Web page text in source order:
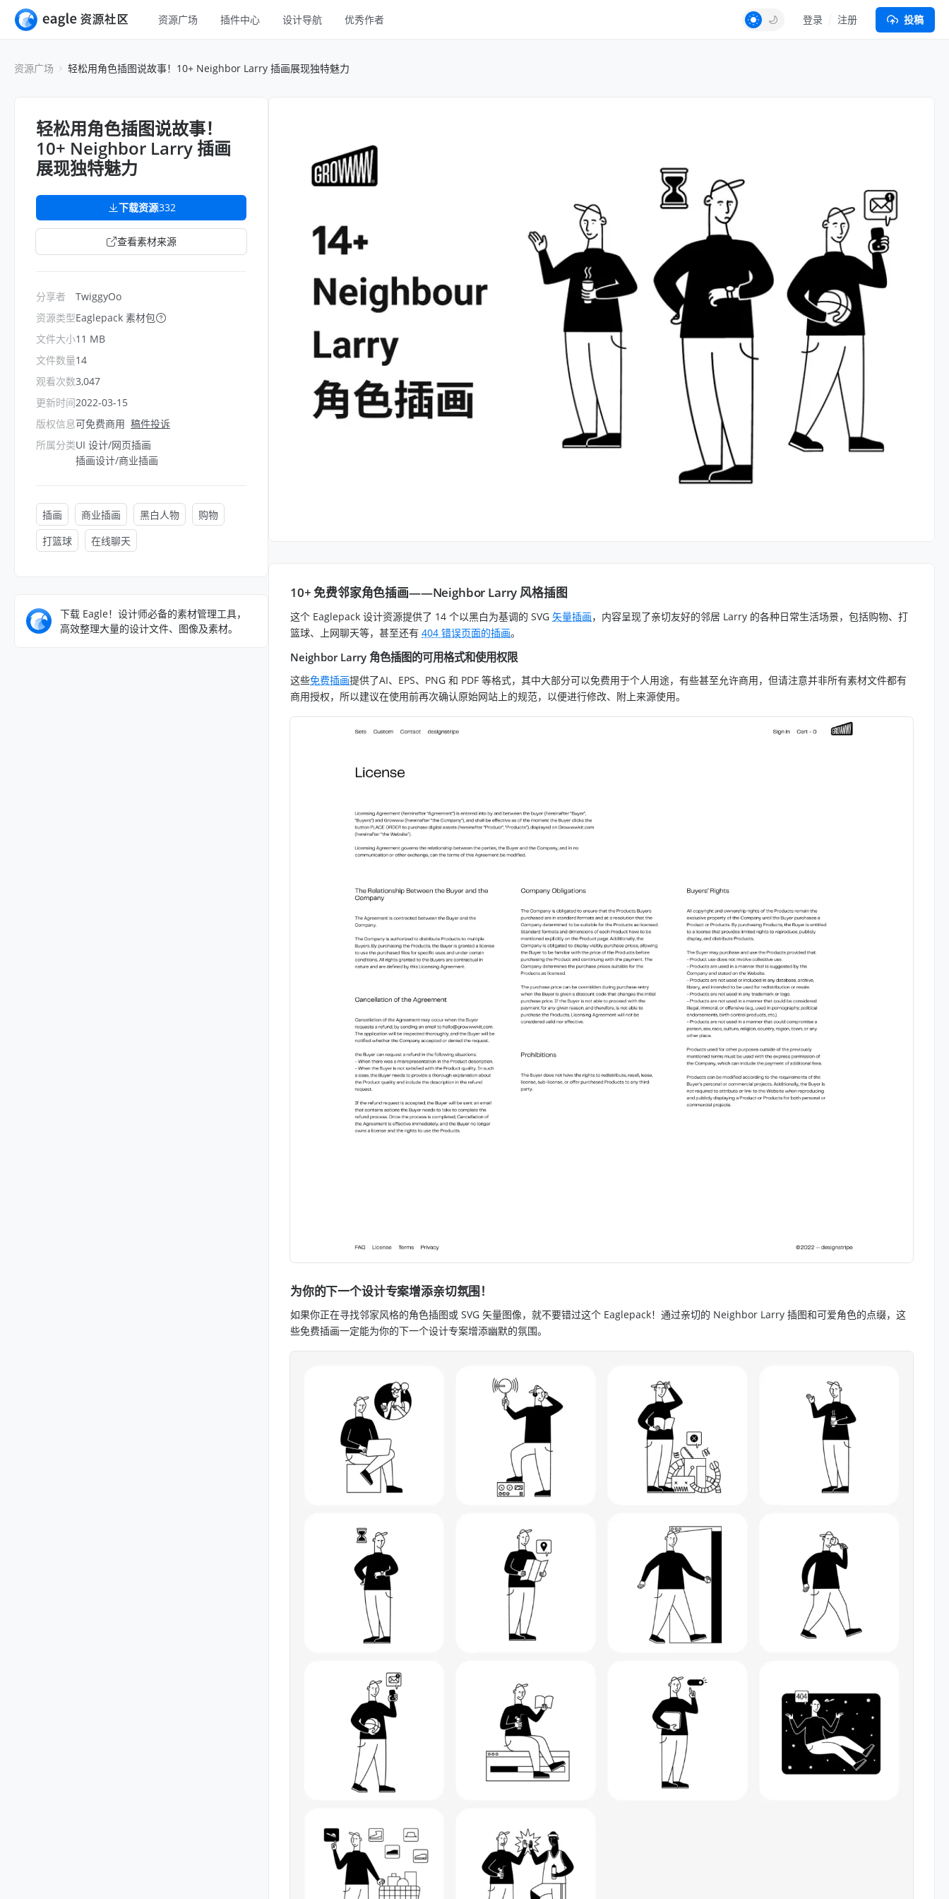
资源广场
插画设计
游戏设计
字体
其他
插件中心 设计导航 优秀作者 登录 注册 投稿
资源广场 轻松用角色插图说故事！10+ Neighbor Larry 插画展现独特魅力
轻松用角色插图说故事！
10+ Neighbor Larry 插画
展现独特魅力
下载资源332
查看素材来源
分享者
资源类型
文件大小
文件数量
观看次数
更新时间
版权信息
所属分类
TwiggyOo
Eaglepack 素材包
11 MB
14
3,047
2022-03-15
可免费商用 稿件投诉
UI 设计/网页插画
插画设计/商业插画
插画 商业插画 黑白人物
购物
打篮球
在线聊天
下载 Eagle！设计师必备的素材管理工具，
高效整理大量的设计文件、图像及素材。
10+ 免费邻家角色插画——Neighbor Larry 风格插图
这个 Eaglepack 设计资源提供了 14 个以黑白为基调的 SVG 矢量插画，内容呈现了亲切友好的邻居 Larry 的各种日常生活场景，包括购物、打
篮球、上网聊天等，甚至还有 404 错误页面的插画。
Neighbor Larry 角色插图的可用格式和使用权限
这些免费插画提供了AI、EPS、PNG 和 PDF 等格式，其中大部分可以免费用于个人用途，有些甚至允许商用，但请注意并非所有素材文件都有
商用授权，所以建议在使用前再次确认原始网站上的规范，以便进行修改、附上来源使用。
为你的下一个设计专案增添亲切氛围！
如果你正在寻找邻家风格的角色插图或 SVG 矢量图像，就不要错过这个 Eaglepack！通过亲切的 Neighbor Larry 插图和可爱角色的点缀，这
些免费插画一定能为你的下一个设计专案增添幽默的氛围。